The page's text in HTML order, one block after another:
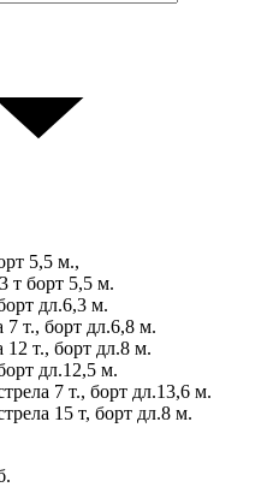
5,5 м.,
т борт 5,5 м.
дл.6,3 м.
7 т., борт дл.6,8 м.
12 т., борт дл.8 м.
дл.12,5 м.
7 т., борт дл.13,6 м.
15 т, борт дл.8 м.